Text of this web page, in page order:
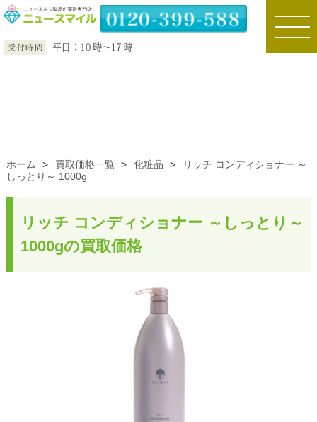
toggle
ホーム > 買取価格一覧 > 化粧品 >
リッチ コンディショナー ～
しっとり～ 1000g
リッチ コンディショナー ～しっとり～
1000gの買取価格